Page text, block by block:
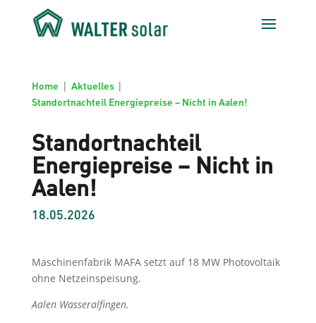
Home | Aktuelles |
Standortnachteil Energiepreise – Nicht in Aalen!
Standortnachteil
Energiepreise – Nicht in
Aalen!
18.05.2026
Maschinenfabrik MAFA setzt auf 18 MW Photovoltaik
ohne Netzeinspeisung.
Aalen Wasseralfingen.